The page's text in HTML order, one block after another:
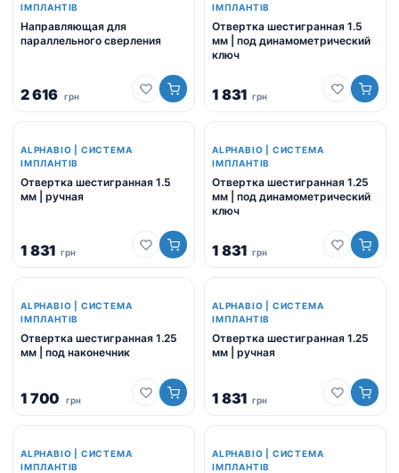
ІМПЛАНТІВ
Направляющая для
параллельного сверления
2 616 грн
ІМПЛАНТІВ
Отвертка шестигранная 1.5
мм | под динамометрический
ключ
1 831 грн
ALPHABIO | СИСТЕМА
ІМПЛАНТІВ
Отвертка шестигранная 1.5
мм | ручная
1 831 грн
ALPHABIO | СИСТЕМА
ІМПЛАНТІВ
Отвертка шестигранная 1.25
мм | под динамометрический
ключ
1 831 грн
ALPHABIO | СИСТЕМА
ІМПЛАНТІВ
Отвертка шестигранная 1.25
мм | под наконечник
1 700 грн
ALPHABIO | СИСТЕМА
ІМПЛАНТІВ
Отвертка шестигранная 1.25
мм | ручная
1 831 грн
ALPHABIO | СИСТЕМА
ІМПЛАНТІВ
ALPHABIO | СИСТЕМА
ІМПЛАНТІВ